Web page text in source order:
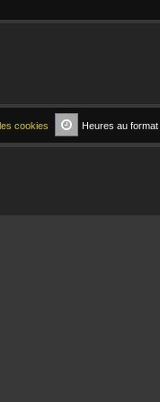
Heures au format
cookies